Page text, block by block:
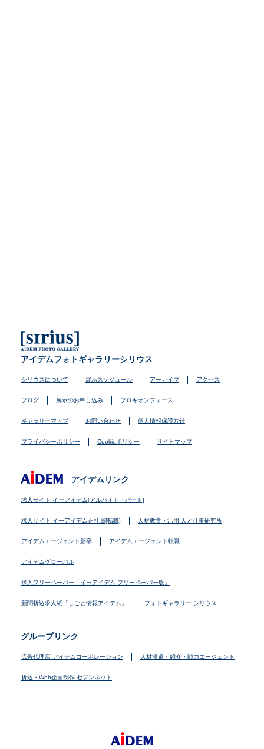
アイデムフォトギャラリーシリウス
シリウスについて 展示スケジュール アーカイブ アクセス
ブログ 展示のお申し込み プロキオンフォース
ギャラリーマップ お問い合わせ 個人情報保護方針
プライバシーポリシー Cookieポリシー サイトマップ
アイデムリンク
求人サイト イーアイデム[アルバイト・パート]
求人サイト イーアイデム正社員[転職] 人材教育・活用 人と仕事研究所
アイデムエージェント新卒 アイデムエージェント転職
アイデムグローバル
求人フリーペーパー「イーアイデム フリーペーパー版」
新聞折込求人紙「しごと情報アイデム」 フォトギャラリー シリウス
グループリンク
広告代理店 アイデムコーポレーション 人材派遣・紹介・戦力エージェント
折込・Web企画制作 セブンネット